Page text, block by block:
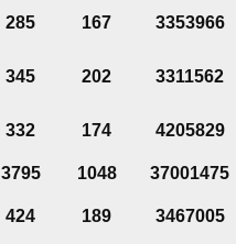
285 167 3353966
345 202 3311562
332 174 4205829
3795 1048
37001475
424 189 3467005